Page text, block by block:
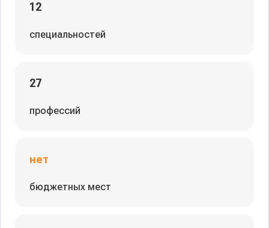
12
специальностей
27
профессий
нет
бюджетных мест